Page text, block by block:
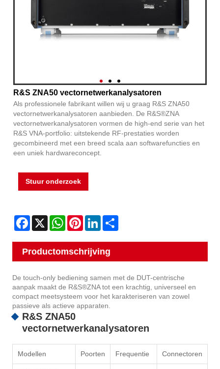
R&S ZNA50 vectornetwerkanalysatoren
Als professionele fabrikant willen wij u graag R&S ZNA50
vectornetwerkanalysatoren aanbieden. De R&S®ZNA
vectornetwerkanalysatoren vormen de high-end serie van het
R&S VNA-portfolio: uitstekende RF-prestaties worden
gecombineerd met een breed scala aan softwarefuncties en
een uniek hardwareconcept.
Stuur onderzoek
Facebook
X WhatsAppPinterestLinkedIn
Productomschrijving
De touch-only bediening samen met de DUT-centrische
aanpak maakt de R&S®ZNA tot een krachtig, universeel en
compact meetsysteem voor het karakteriseren van zowel
passieve als actieve apparaten.
R&S ZNA50
vectornetwerkanalysatoren
Modellen Poorten Frequentie Connectoren